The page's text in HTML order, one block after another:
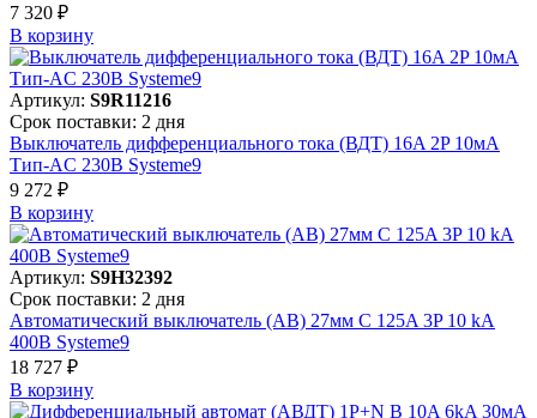
7 320 ₽
В корзинy
Артикул: S9R11216
Срок поставки: 2 дня
Выключатель дифференциального тока (ВДТ) 16A 2P 10мА
Тип-AC 230В Systeme9
9 272 ₽
В корзинy
Артикул: S9H32392
Срок поставки: 2 дня
Автоматический выключатель (АВ) 27мм C 125A 3P 10 kA
400В Systeme9
18 727 ₽
В корзинy